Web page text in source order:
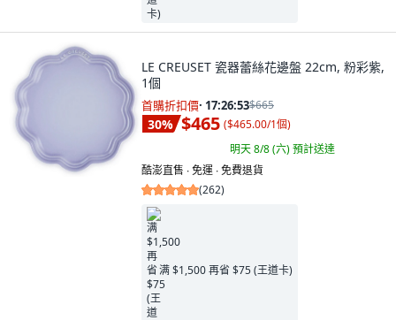
LE CREUSET 瓷器蕾絲花邊盤 22cm, 粉彩紫,
1個
首購折扣價· 17:26:52$665
30% $465 ($465.00/1個)
明天 8/8 (六)預計送達
酷澎直售 ∙ 免運 ∙ 免費退貨
(262)
满 $1,500 再省 $75 (王道卡)